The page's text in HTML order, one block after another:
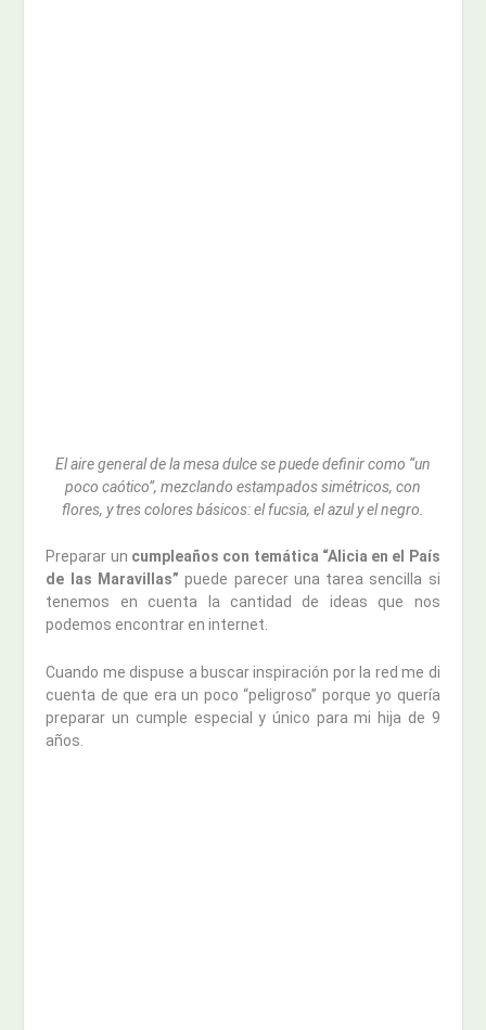
El aire general de la mesa dulce se puede definir como “un
poco caótico”, mezclando estampados simétricos, con
flores, y tres colores básicos: el fucsia, el azul y el negro.
Preparar un cumpleaños con temática “Alicia en el País
de las Maravillas” puede parecer una tarea sencilla si
tenemos en cuenta la cantidad de ideas que nos
podemos encontrar en internet.
Cuando me dispuse a buscar inspiración por la red me di
cuenta de que era un poco “peligroso” porque yo quería
preparar un cumple especial y único para mi hija de 9
años.